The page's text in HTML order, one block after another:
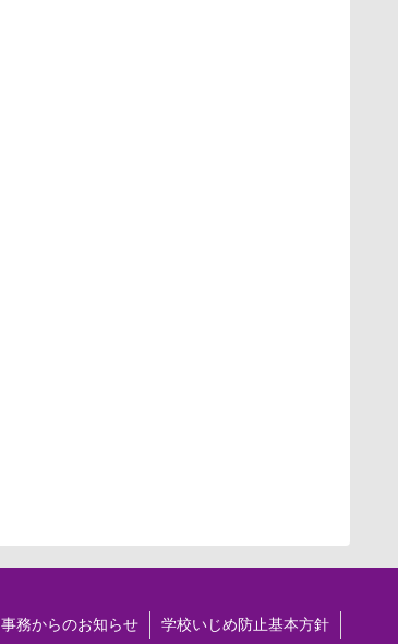
事務からのお知らせ 学校いじめ防止基本方針